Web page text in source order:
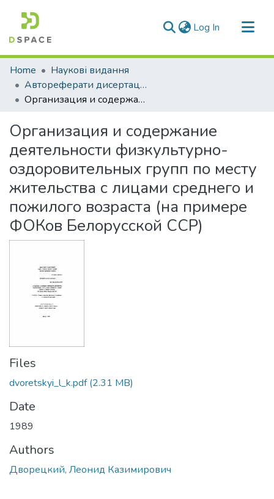
Log In (current)
Communities & Collections
All of DSpace
Statistics
Home
Наукові видання
Автореферати дисертацій
Организация и содержание деятельности физкультурно-оздоровительных групп по месту жительства с лицами среднего и пожилого возраста (на примере ФОКов Белорусской ССР)
Организация и содержание
деятельности физкультурно-
оздоровительных групп по месту
жительства с лицами среднего и
пожилого возраста (на примере
ФОКов Белорусской ССР)
Files
dvoretskyi_l_k.pdf(2.31 MB)
Date
1989
Authors
Дворецкий, Леонид Казимирович